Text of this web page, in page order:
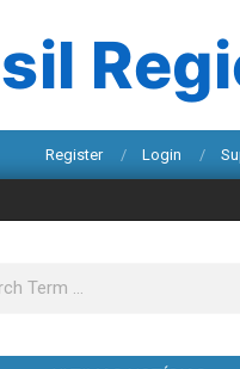
Register Login